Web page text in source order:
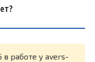
в работе у avers-